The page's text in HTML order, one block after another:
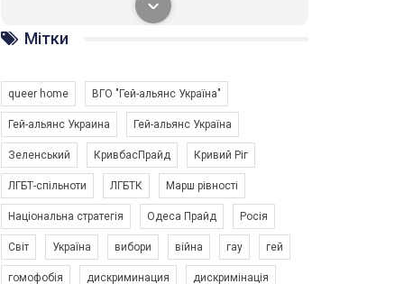
закликаємо всіх хто поділяє цінності рівності та
солідарності, приєднатися до нас. Регіональні
підрозділи ГАУ є в 16 областях України.
6/30/2017
Емоційний та вражаючий промо-ролік на
конкурс PACT, який представляє програму "Гей-
Мітки
queer home ВГО "Гей-альянс Україна"
Гей-альянс Украина Гей-альянс Україна
Зеленський КривбасПрайд Кривий Ріг
ЛГБТ-спільноти ЛГБТК Марш рівності
Національна стратегія Одеса Прайд Росія
Світ Україна вибори війна гау гей
гомофобія дискриминация дискримінація